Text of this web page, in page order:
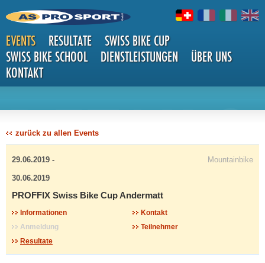
EVENTS RESULTATE
SWISS BIKE CUP
SWISS BIKE SCHOOL
DIENSTLEISTUNGEN
ÜBER UNS
KONTAKT
DETAILS
zurück zu allen Events
29.06.2019 -
30.06.2019
Mountainbike
PROFFIX Swiss Bike Cup Andermatt
Informationen
Kontakt
Anmeldung
Teilnehmer
Resultate